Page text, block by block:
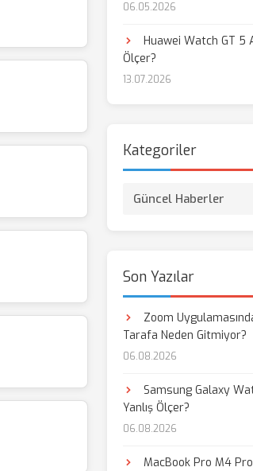
06.05.2026
Huawei Watch GT 5
Ölçer?
13.07.2026
Kategoriler
Güncel Haberler
Son Yazılar
Zoom
Tarafa Neden Gitmiyor?
06.08.2026
Samsung Galaxy
Yanlış Ölçer?
06.08.2026
MacBook Pro M4